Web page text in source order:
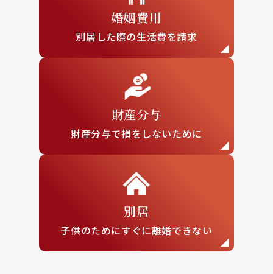
婚姻費用
別居した際の生活費を請求
財産分与
財産分与で損を しないために
別居
子供のためにすぐに離婚できない